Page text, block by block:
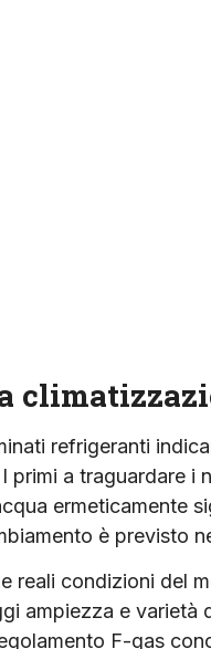
refrigeranti
a traguardare i
ermeticamente
è previsto
reali condizioni del
ampiezza e varietà
F-gas